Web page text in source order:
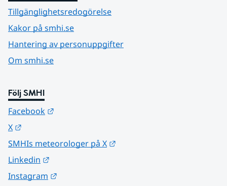
Tillgänglighetsredogörelse
Kakor på smhi.se
Hantering av personuppgifter
Om smhi.se
Följ SMHI
Facebook
X
SMHIs meteorologer på X
Linkedin
Instagram